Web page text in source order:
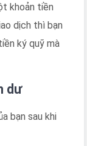
khoản tiền
dịch thì bạn
ký quỹ mà
dư
bạn sau khi